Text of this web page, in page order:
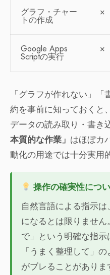
グラフ・チャー
トの作成
×
Google Apps
Scriptの実行
×
「グラフが作れない」
約を事前に知っておくと
データの読み取り・書き
本質的な作業」 はほぼカ
動化の用途では十分実用
操作の確実性につ
自然言語による指示
になるとは限りませ
で」という明確な指示
「うまく整理して」
がブレることがありま